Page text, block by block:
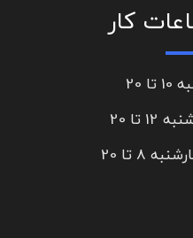
کار
20
12 تا 20
8 تا 20